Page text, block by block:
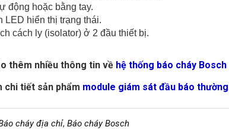
động hoặc bằng tay.
LED hiển thị trạng thái.
cách ly (isolator) ở 2 đầu thiết bị.
thêm nhiều thông tin về hệ thống báo cháy Bosch
chi tiết sản phẩm module giám sát đầu báo thường
cháy địa chỉ, Báo cháy Bosch